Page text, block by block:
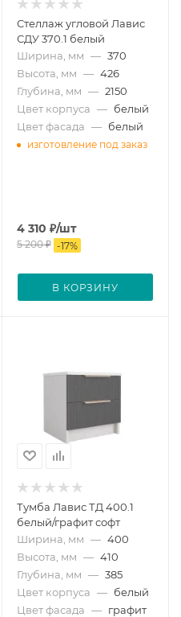
Стеллаж угловой Лавис
СДУ 370.1 белый
Ширина, мм — 370
Высота, мм — 426
Глубина, мм — 2150
Цвет корпуса — белый
Цвет фасада — белый
изготовление под заказ
4 310 ₽/шт
5 200₽ -17%
В КОРЗИНУ
Тумба Лавис ТД 400.1
белый/графит софт
Ширина, мм — 400
Высота, мм — 410
Глубина, мм — 385
Цвет корпуса — белый
Цвет фасада — графит